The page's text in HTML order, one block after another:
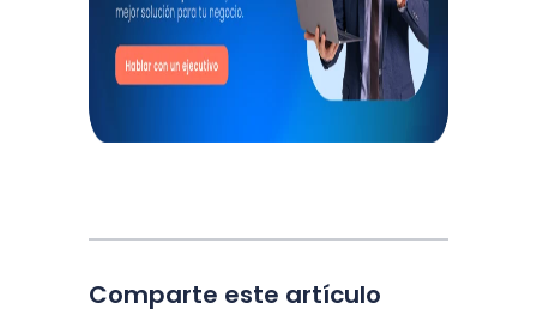
Comparte este artículo